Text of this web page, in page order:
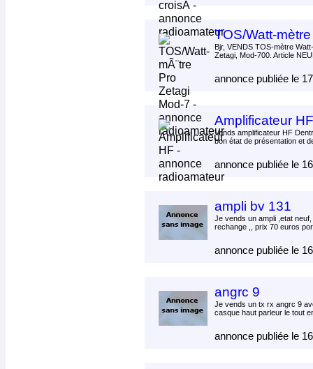
TOS/Watt-
Bjr, VENDS TOS-mètre
Zetagi, Mod-700. Article
annonce publiée le
Amplificateur HF
Vends amplificateur HF
bon état de présentation et
annonce publiée le
ampli bv 131
Je vends un ampli ,etat
rechange ,, prix 70 euros
annonce publiée le
angrc 9
Je vends un tx rx angrc 9
casque haut parleur le tout
annonce publiée le